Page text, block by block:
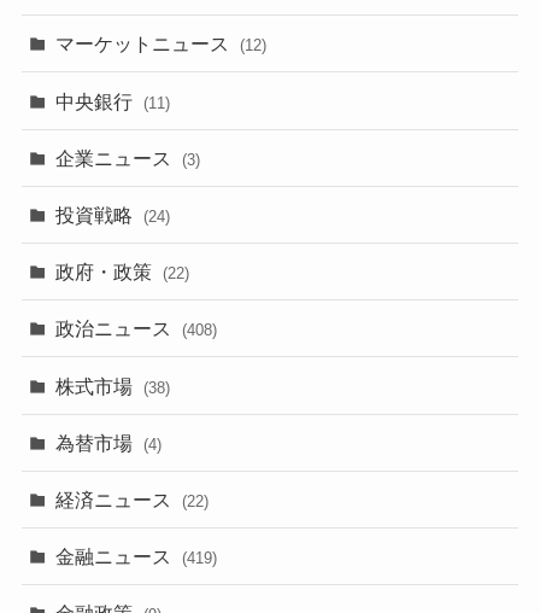
マーケットニュース (12)
中央銀行 (11)
企業ニュース (3)
投資戦略 (24)
政府・政策 (22)
政治ニュース (408)
株式市場 (38)
為替市場 (4)
経済ニュース (22)
金融ニュース (419)